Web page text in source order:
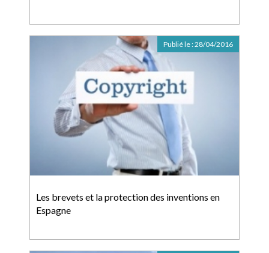
Les brevets et la protection des inventions en
Espagne
Publié le :28/04/2016